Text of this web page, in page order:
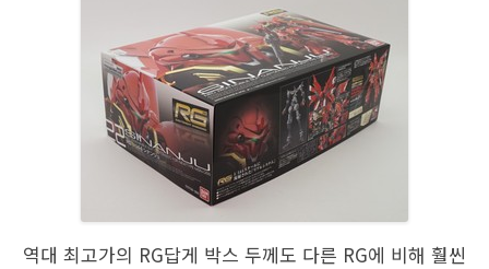
역대 최고가의 RG답게 박스 두께도 다른 RG에 비해 훨씬